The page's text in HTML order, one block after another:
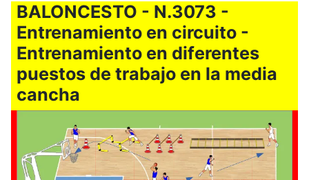
BALONCESTO - N.3073 -
Entrenamiento en circuito -
Entrenamiento en diferentes
puestos de trabajo en la media
cancha